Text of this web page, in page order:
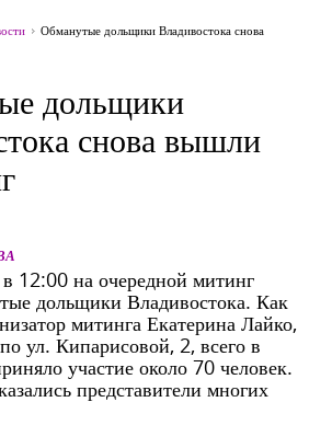
Обманутые дольщики Владивостока снова
дольщики
снова вышли
12:00 на очередной митинг
дольщики Владивостока. Как
митинга Екатерина Лайко,
ул. Кипарисовой, 2, всего в
участие около 70 человек.
представители многих